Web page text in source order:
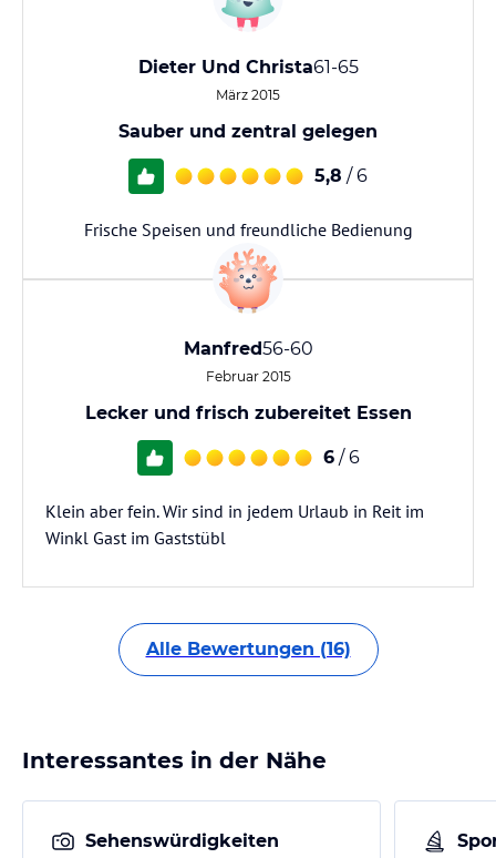
Dieter Und Christa61-65
März 2015
Sauber und zentral gelegen
5,8 / 6
Frische Speisen und freundliche Bedienung
Manfred56-60
Februar 2015
Lecker und frisch zubereitet Essen
6 / 6
Klein aber fein. Wir sind in jedem Urlaub in Reit im
Winkl Gast im Gaststübl
Alle Bewertungen (16)
Interessantes in der Nähe
Sehenswürdigkeiten